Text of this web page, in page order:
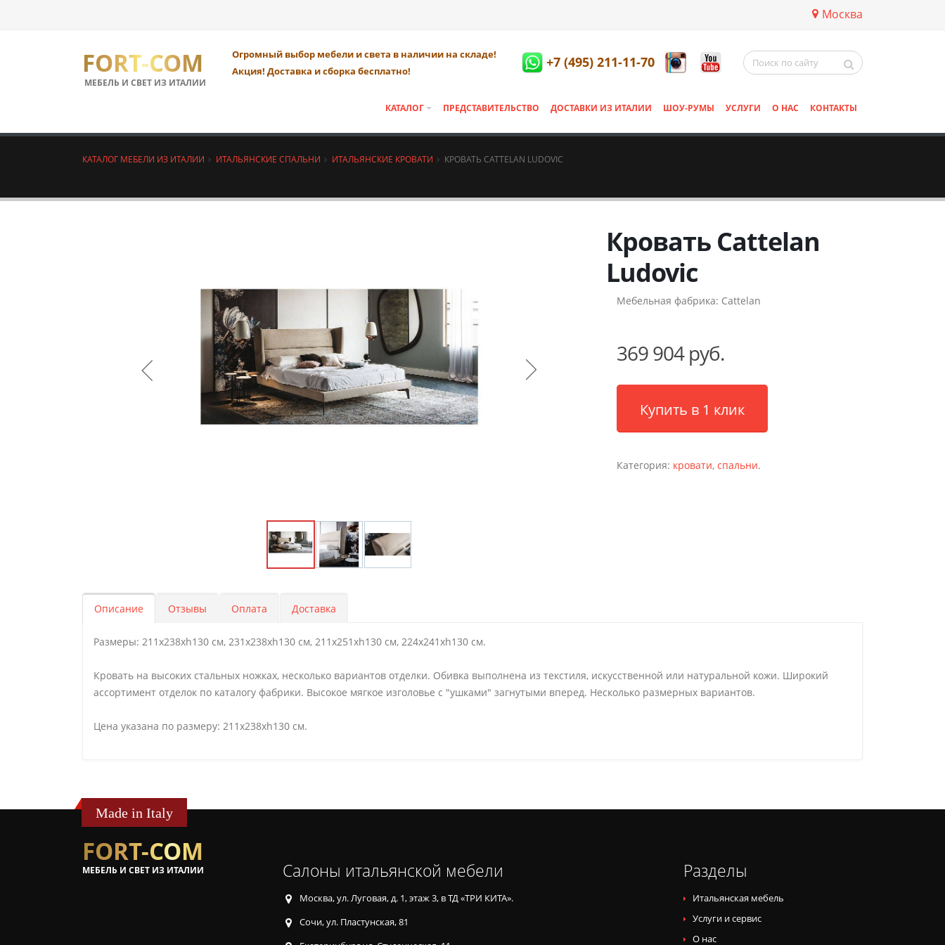
Москва
FORT-COM
МЕБЕЛЬ И СВЕТ ИЗ ИТАЛИИ
Огромный выбор мебели и света в наличии на складе!
Акция! Доставка и сборка бесплатно!
+7 (495) 211-11-70
КАТАЛОГ ПРЕДСТАВИТЕЛЬСТВО ДОСТАВКИ ИЗ ИТАЛИИ ШОУ-РУМЫ УСЛУГИ О НАС КОНТАКТЫ
КАТАЛОГ МЕБЕЛИ ИЗ ИТАЛИИ ИТАЛЬЯНСКИЕ СПАЛЬНИ ИТАЛЬЯНСКИЕ КРОВАТИ КРОВАТЬ CATTELAN LUDOVIC
Кровать Cattelan
Ludovic
Мебельная фабрика: Cattelan
369 904 руб.
Купить в 1 клик
Категория: кровати, спальни.
Описание Отзывы Оплата Доставка
Размеры: 211x238xh130 см, 231x238xh130 см, 211x251xh130 см, 224x241xh130 см.
Кровать на высоких стальных ножках, несколько вариантов отделки. Обивка выполнена из текстиля, искусственной или натуральной кожи. Широкий
ассортимент отделок по каталогу фабрики. Высокое мягкое изголовье с "ушками" загнутыми вперед. Несколько размерных вариантов.
Цена указана по размеру: 211x238xh130 см.
Made in Italy
FORT-COM
МЕБЕЛЬ И СВЕТ ИЗ ИТАЛИИ Салоны итальянской мебели
Москва, ул. Луговая, д. 1, этаж 3, в ТД «ТРИ КИТА».
Сочи, ул. Пластунская, 81
Разделы
Итальянская мебель
Услуги и сервис
О нас